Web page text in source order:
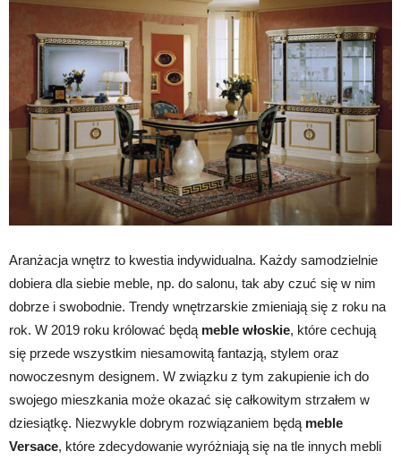
Aranżacja wnętrz to kwestia indywidualna. Każdy samodzielnie
dobiera dla siebie meble, np. do salonu, tak aby czuć się w nim
dobrze i swobodnie. Trendy wnętrzarskie zmieniają się z roku na
rok. W 2019 roku królować będą meble włoskie, które cechują
się przede wszystkim niesamowitą fantazją, stylem oraz
nowoczesnym designem. W związku z tym zakupienie ich do
swojego mieszkania może okazać się całkowitym strzałem w
dziesiątkę. Niezwykle dobrym rozwiązaniem będą meble
Versace, które zdecydowanie wyróżniają się na tle innych mebli